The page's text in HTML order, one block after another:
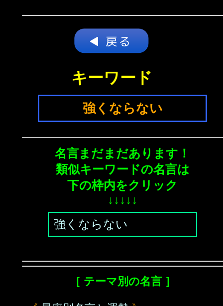
キーワード
強くならない
名言まだまだあります！
類似キーワードの名言は
下の枠内をクリック
↓↓↓↓↓
強くならない
［ テーマ別の名言 ］